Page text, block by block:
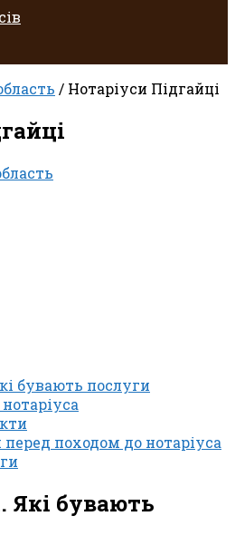
/ Нотаріуси Підгайці
бувають послуги
походом до нотаріуса
Які бувають